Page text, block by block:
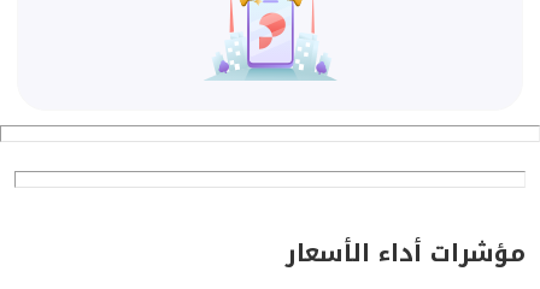
مؤشرات أداء الأسعار